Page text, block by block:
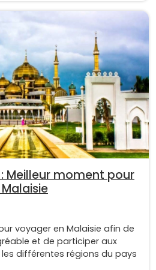
Meilleur moment pour
voyager en Malaisie afin de
et de participer aux
différentes régions du pays